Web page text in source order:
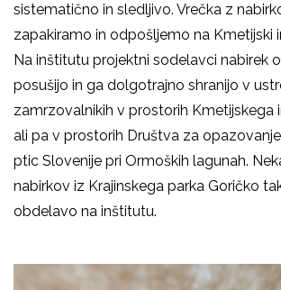
sistematično in sledljivo. Vrečka z
zapakiramo in odpošljemo na Kmetijski
Na inštitutu projektni sodelavci nabirek
posušijo in ga dolgotrajno shranijo v
zamrzovalnikih v prostorih Kmetijskega
ali pa v prostorih Društva za
ptic Slovenije pri Ormoških lagunah.
nabirkov iz Krajinskega parka Goričko
obdelavo na inštitutu.